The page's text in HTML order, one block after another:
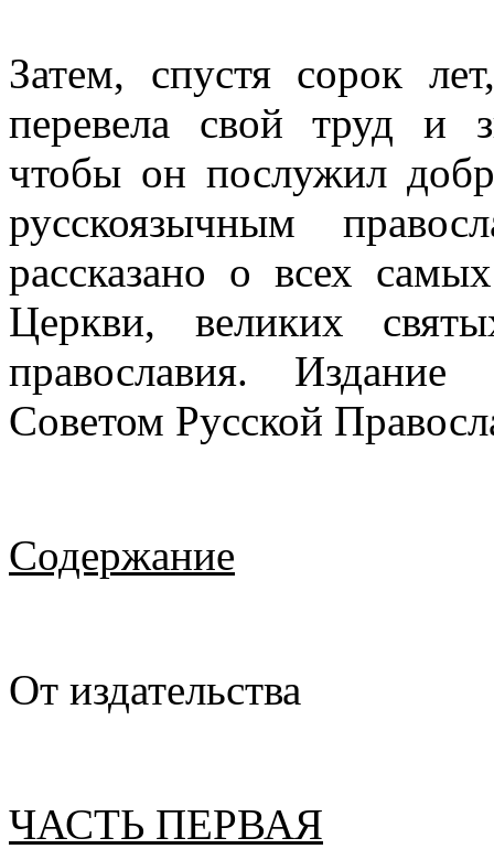
Затем, спустя сорок
перевела свой труд и
чтобы он послужил
русскоязычным
рассказано о всех
Церкви, великих
православия. Издание
Советом Русской
Содержание
От издательства
ЧАСТЬ ПЕРВАЯ